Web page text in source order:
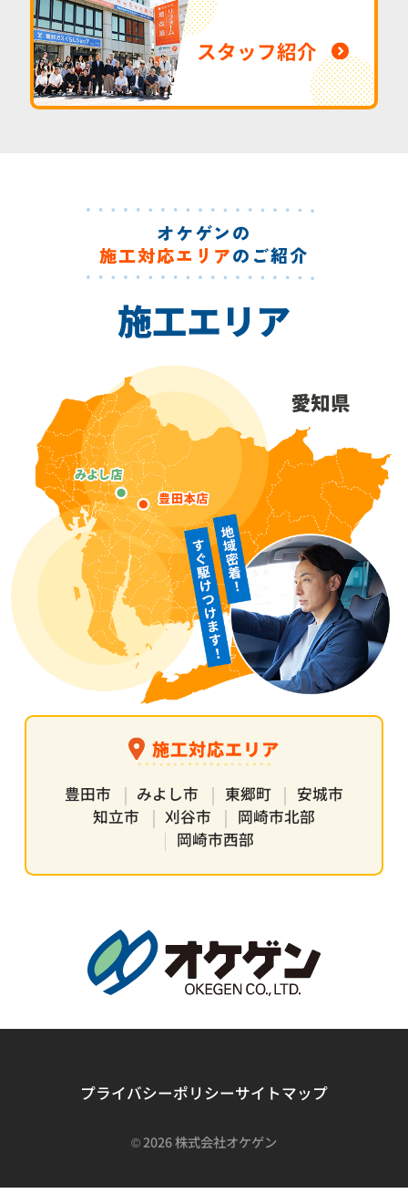
スタッフ紹介
オケゲンの
施工対応エリアのご紹介
施工エリア
施工対応エリア
豊田市 みよし市 東郷町
安城市
知立市
刈谷市
岡崎市北部
岡崎市西部
プライバシーポリシーサイトマップ
©2026 株式会社オケゲン